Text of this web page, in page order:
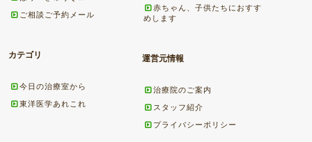
ご相談ご予約メール
赤ちゃん、子供たちにおすす
めします
カテゴリ
今日の治療室から
東洋医学あれこれ
運営元情報
治療院のご案内
スタッフ紹介
プライバシーポリシー